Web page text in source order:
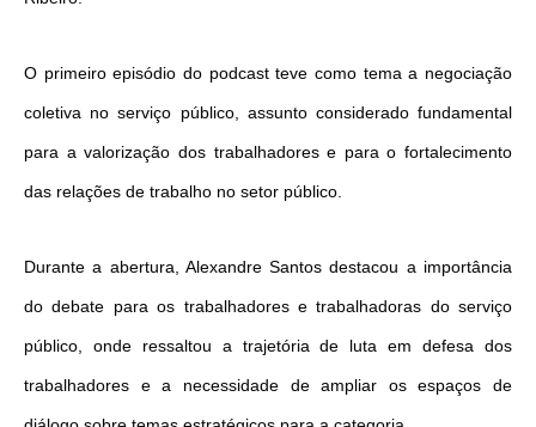
O primeiro episódio do podcast teve como tema a negociação
coletiva no serviço público, assunto considerado fundamental
para a valorização dos trabalhadores e para o fortalecimento
das relações de trabalho no setor público.
Durante a abertura, Alexandre Santos destacou a importância
do debate para os trabalhadores e trabalhadoras do serviço
público, onde ressaltou a trajetória de luta em defesa dos
trabalhadores e a necessidade de ampliar os espaços de